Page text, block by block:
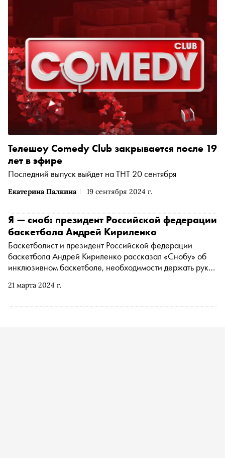
Екатерина Палкина 19 сентября 2024 г.
Телешоу Comedy Club закрывается после 19
лет в эфире
Последний выпуск выйдет на ТНТ 20 сентября
21 марта 2024 г.
Я — сноб: президент Российской федерации
баскетбола Андрей Кириленко
Баскетболист и президент Российской федерации
баскетбола Андрей Кириленко рассказал «Снобу» об
инклюзивном баскетболе, необходимости держать руку
«баба»